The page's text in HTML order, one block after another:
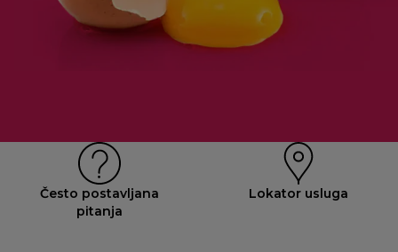
Često postavljana
pitanja
Lokator usluga